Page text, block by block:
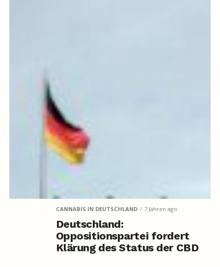
CANNABIS IN DEUTSCHLAND 7 Jahren ago
Deutschland:
Oppositionspartei fordert
Klärung des Status der CBD